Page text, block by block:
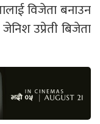
विजेता बनाउन
उप्रेती बिजेता